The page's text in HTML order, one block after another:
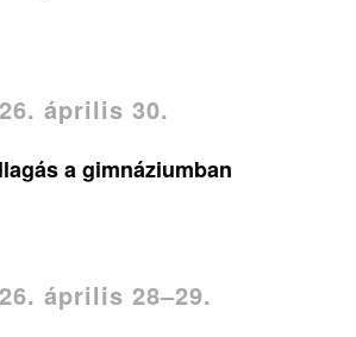
április 30.
a gimnáziumban
április 28–29.